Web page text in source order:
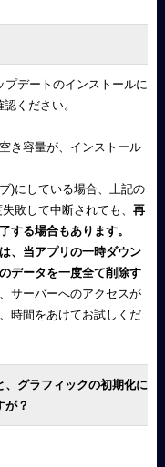
デートのインストールに
ください。
き容量が、インストール
)にしている場合、上記の
敗して中断されても、 再
する場合もあります。
、当アプリの一時ダウン
データを一度全て削除す
サーバーへのアクセスが
時間をあけてお試しくだ
、グラフィックの初期化に
が？